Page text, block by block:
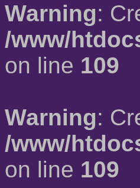
Warning:
/www/
on line 109
Warning:
/www/
on line 109